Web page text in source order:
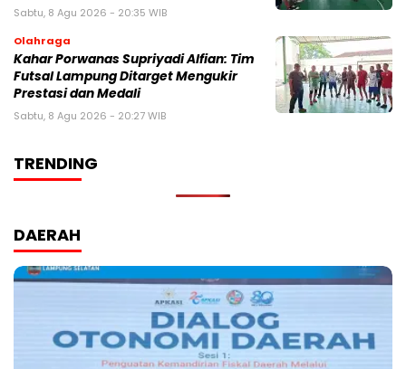
Sabtu, 8 Agu 2026 - 20:35 WIB
Olahraga
Kahar Porwanas Supriyadi Alfian: Tim
Futsal Lampung Ditarget Mengukir
Prestasi dan Medali
Sabtu, 8 Agu 2026 - 20:27 WIB
TRENDING
DAERAH